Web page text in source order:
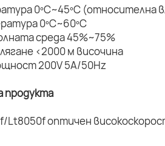
0ºC~45ºC (относителна
0ºC~60ºC
среда 45%~75%
<2000 м височина
200V 5A/50Hz
продукта